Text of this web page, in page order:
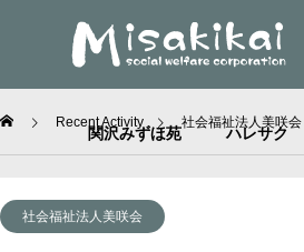
HOME 社会福祉法人美咲会
関沢みずほ苑 ハレサク
Recent Activity 社会福祉法人美咲会
社会福祉法人美咲会